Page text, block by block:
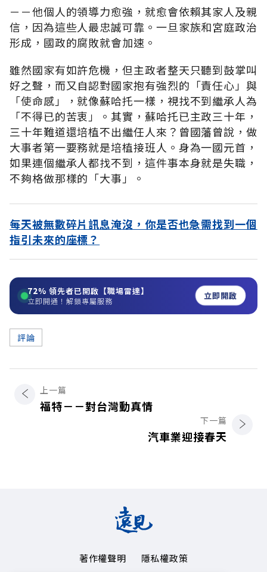
－－他個人的領導力愈強，就愈會依賴其家人及親
信，因為這些人最忠誠可靠。一旦家族和宮庭政治
形成，國政的腐敗就會加速。
雖然國家有如許危機，但主政者整天只聽到鼓掌叫
好之聲，而又自認對國家抱有強烈的「責任心」與
「使命感」，就像蘇哈托一樣，視找不到繼承人為
「不得已的苦衷」。其實，蘇哈托已主政三十年，
三十年難道還培植不出繼任人來？曾國藩曾說，做
大事者第一要務就是培植接班人。身為一國元首，
如果連個繼承人都找不到，這件事本身就是失職，
不夠格做那樣的「大事」。
每天被無數碎片訊息淹沒，你是否也急需找到一個
指引未來的座標？
72% 領先者已開啟【職場雷達】
立即開通！解鎖專屬服務 立即開啟
評論
上一篇
福特－－對台灣動真情
下一篇
汽車業迎接春天
著作權聲明 隱私權政策